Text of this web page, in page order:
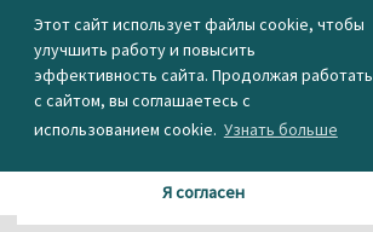
Этот сайт использует файлы cookie, чтобы
улучшить работу и повысить
эффективность сайта. Продолжая работать
с сайтом, вы соглашаетесь с
использованием cookie. Узнать больше
Я согласен
Фото: Известия /
Александр Казаков